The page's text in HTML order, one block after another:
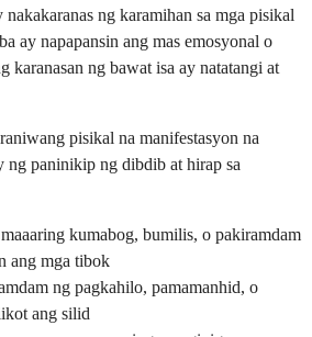
ng karamihan sa mga pisikal
ay napapansin ang mas emosyonal o
karanasan ng bawat isa ay natatangi at
pisikal na manifestasyon na
ng paninikip ng dibdib at hirap sa
kumabog, bumilis, o pakiramdam
ang mga tibok
ng pagkahilo, pamamanhid, o
ang silid